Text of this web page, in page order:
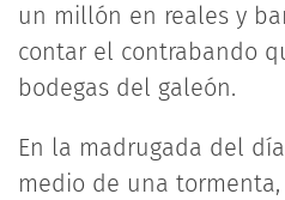
un millón en reales y
contar el contrabando
bodegas del galeón.
En la madrugada del
medio de una